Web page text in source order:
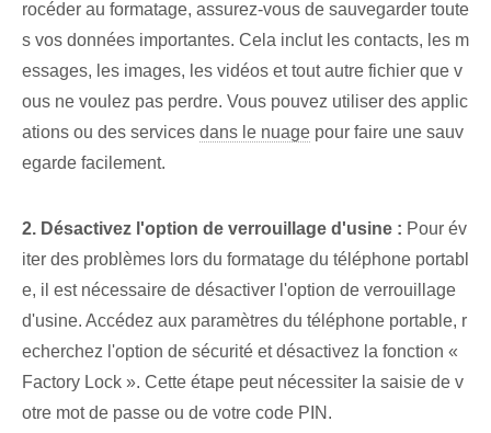
rocéder au formatage, assurez-vous de sauvegarder toute
s vos données importantes. Cela inclut les contacts, les m
essages, les images, les vidéos et tout autre fichier que v
ous ne voulez pas perdre. Vous pouvez utiliser des applic
ations ou des services dans le nuage pour faire une sauv
egarde facilement.
2. Désactivez l'option de verrouillage d'usine : Pour év
iter des problèmes lors du formatage du téléphone portabl
e, il est nécessaire de désactiver l'option de verrouillage
d'usine. Accédez aux paramètres du téléphone portable, r
echerchez l'option de sécurité et désactivez la fonction «
Factory Lock ». Cette étape peut nécessiter la saisie de v
otre mot de passe ou de votre code PIN.